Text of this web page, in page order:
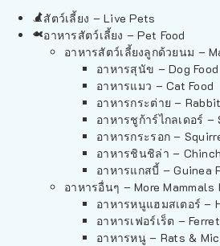
สัตว์เลี้ยง – Live Pets
อาหารสัตว์เลี้ยง – Pet Food
อาหารสัตว์เลี้ยงลูกด้วยนม –
อาหารสุนัข – Dog Food
อาหารแมว – Cat Food
อาหารกระต่าย –
อาหารชูก้าร์ไกลเดอร์ –
อาหารกระรอก –
อาหารชินชิล่า –
อาหารแกสบี้ – Guinea
อาหารอื่นๆ – More Mammals
อาหารหนูแฮมสเตอร์ –
อาหารเฟอร์เร็ต –
อาหารหนู – Rats &